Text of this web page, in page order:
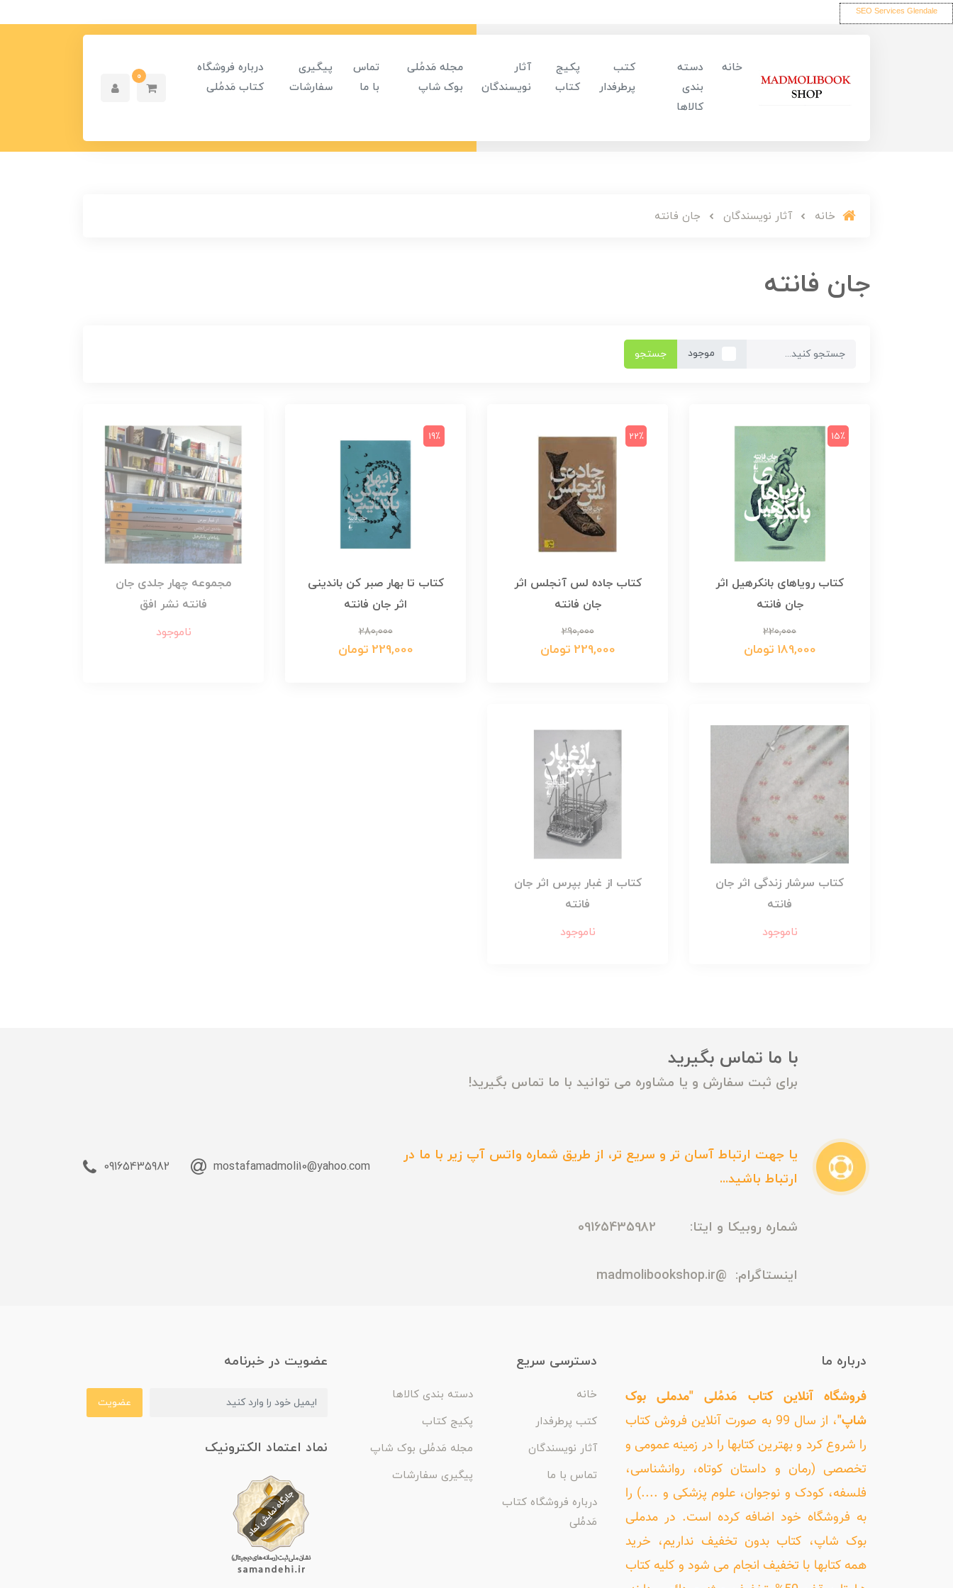
SEO Services Glendale
خانه
دسته
بندی
کالاها
کتب
پرطرفدار
پکیج
کتاب
آثار
نویسندگان
مجله مَدمُلی
بوک شاپ
تماس
با ما
پیگیری
سفارشات
درباره فروشگاه
کتاب مَدمُلی
0
خانه آثار نویسندگان جان فانته
جان فانته
موجود جستجو
کتاب رویاهای بانکرهیل اثر
جان فانته
220,000
189,000 تومان
15٪
کتاب جاده لس آنجلس اثر
جان فانته
290,000
229,000 تومان
22٪
کتاب تا بهار صبر کن باندینی
اثر جان فانته
280,000
229,000 تومان
19٪
مجموعه چهار جلدی جان
فانته نشر افق
ناموجود
کتاب سرشار زندگی اثر جان
فانته
ناموجود
کتاب از غبار بپرس اثر جان
فانته
ناموجود
با ما تماس بگیرید
برای ثبت سفارش و یا مشاوره می توانید با ما تماس بگیرید!
یا جهت ارتباط آسان تر و سریع تر، از طریق شماره واتس آپ زیر با ما در
ارتباط باشید...
شماره روبیکا و ایتا: 09165435982
اینستاگرام: @madmolibookshop.ir
mostafamadmoli10@yahoo.com
09165435982
درباره ما
فروشگاه آنلاین کتاب مَدمُلی "مدملی بوک
شاپ"
، از سال 99 به صورت آنلاین فروش کتاب
را شروع کرد و بهترین کتابها را در زمینه عمومی و
تخصصی (رمان و داستان کوتاه، روانشناسی،
فلسفه، کودک و نوجوان، علوم پزشکی و ....) را
به فروشگاه خود اضافه کرده است. در مدملی
بوک شاپ، کتاب بدون تخفیف نداریم، خرید
همه کتابها با تخفیف انجام می شود و کلیه کتاب
دسترسی سریع
خانه
دسته بندی کالاها
کتب پرطرفدار
پکیج کتاب
آثار نویسندگان
مجله مَدمُلی بوک شاپ
تماس با ما
پیگیری سفارشات
درباره فروشگاه کتاب
مَدمُلی
عضویت در خبرنامه
عضویت
نماد اعتماد الکترونیک